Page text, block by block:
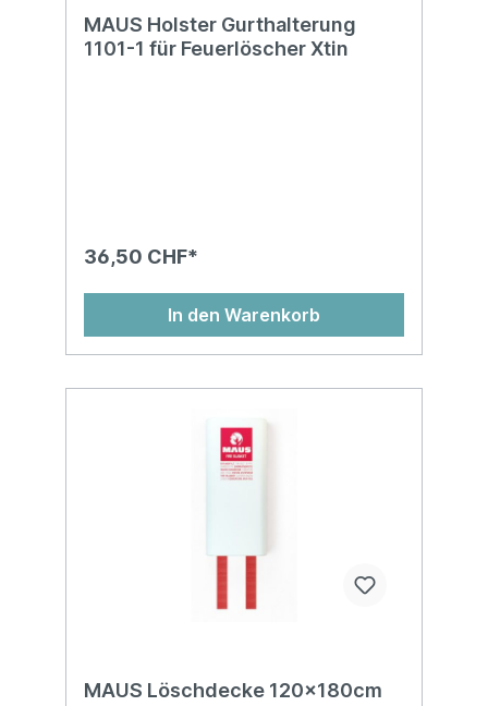
MAUS Holster Gurthalterung
1101-1 für Feuerlöscher Xtin
36,50 CHF*
In den Warenkorb
MAUS Löschdecke 120x180cm